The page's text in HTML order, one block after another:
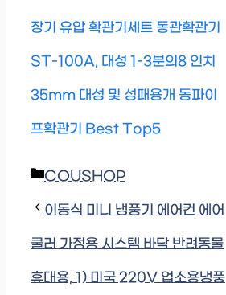
장기 유압 확관기세트 동관확관기
ST-100A, 대성 1-3분의8 인치
35mm 대성 및 성패용개 동파이
프확관기 Best Top5
Categories
COUSHOP
이동식 미니 냉풍기 에어컨 에어
쿨러 가정용 시스템 바닥 반려동물
휴대용, 1) 미국 220V 업소용냉풍